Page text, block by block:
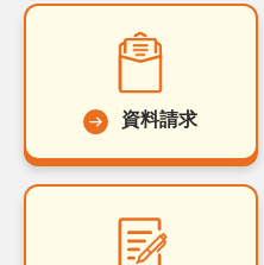
資料請求